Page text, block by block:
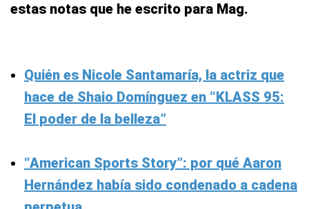
estas notas que he escrito para Mag.
Quién es Nicole Santamaría, la actriz que
hace de Shaio Domínguez en “KLASS 95:
El poder de la belleza”
“American Sports Story”: por qué Aaron
Hernández había sido condenado a cadena